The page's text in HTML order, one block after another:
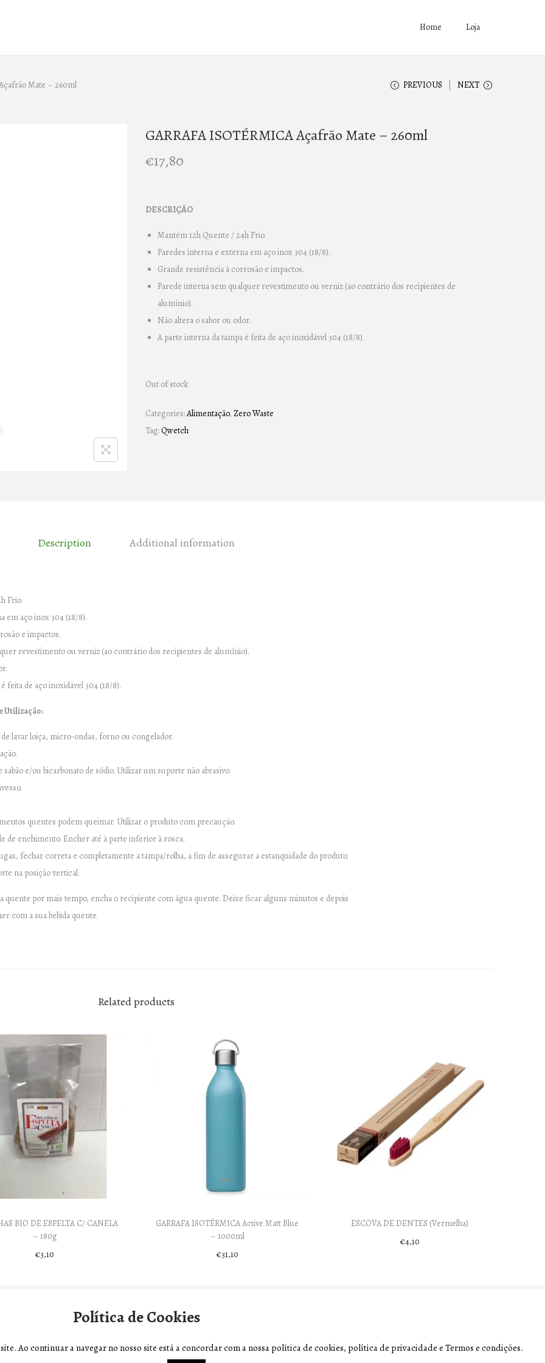
Home Loja
Mate – 260ml PREVIOUS NEXT
GARRAFA ISOTÉRMICA Açafrão Mate – 260ml
€17,80
DESCRIÇÃO
Mantém 12h Quente / 24h Frio.
Paredes interna e externa em aço inox 304 (18/8).
Grande resistência à corrosão e impactos.
Parede interna sem qualquer revestimento ou verniz (ao contrário dos recipientes de
alumínio).
Não altera o sabor ou odor.
A parte interna da tampa é feita de aço inoxidável 304 (18/8).
Out of stock
Categories:Alimentação, Zero Waste
Tag:Qwetch
Description Additional information
Frio.
em aço inox 304 (18/8).
e impactos.
revestimento ou verniz (ao contrário dos recipientes de alumínio).
feita de aço inoxidável 304 (18/8).
Utilização:
lavar loiça, micro-ondas, forno ou congelador.
e/ou bicarbonato de sódio. Utilizar um suporte não abrasivo.
quentes podem queimar. Utilizar o produto com precaução.
de enchimento. Encher até à parte inferior à rosca.
fechar correta e completamente a tampa/rolha, a fim de assegurar a estanquidade do produto.
na posição vertical.
quente por mais tempo, encha o recipiente com água quente. Deixe ficar alguns minutos e depois
com a sua bebida quente.
Related products
BIO DE ESPELTA C/ CANELA
– 180g
€3,10
GARRAFA ISOTÉRMICA Active Matt Blue
– 1000ml
€31,10
ESCOVA DE DENTES (Vermelha)
€4,10
Política de Cookies
Ao continuar a navegar no nosso site está a concordar com a nossa política de cookies, política de privacidade e Termos e condições.